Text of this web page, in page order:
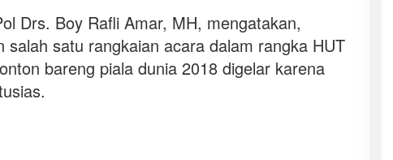
Drs. Boy Rafli Amar, MH, mengatakan,
salah satu rangkaian acara dalam rangka HUT
bareng piala dunia 2018 digelar karena